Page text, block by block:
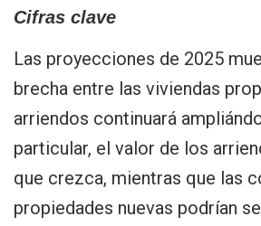
Cifras clave
Las proyecciones de 2025
brecha entre las viviendas
arriendos continuará
particular, el valor de los
que crezca, mientras que las
propiedades nuevas podrían